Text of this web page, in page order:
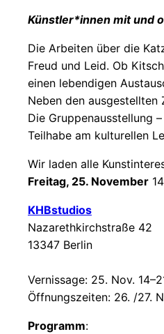
Künstler*innen mit und
Die Arbeiten über die
Freud und Leid. Ob
einen lebendigen
Neben den ausgestellten
Die Gruppenausstellung
Teilhabe am kulturellen
Wir laden alle
Freitag, 25. November
KHBstudios
Nazarethkirchstraße 42
13347 Berlin
Vernissage: 25. Nov.
Öffnungszeiten: 26. /27.
Programm: